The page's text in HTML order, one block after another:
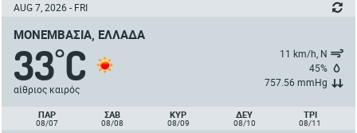
AUG 7, 2026 - FRI
ΜΟΝΕΜΒΑΣΙΆ, ΕΛΛΆΔΑ
33°C
αίθριος καιρός
11 km/h, Ν
45%
757.56 mmHg
ΠΑΡ
08/07
ΣΑΒ
08/08
ΚΥΡ
08/09
ΔΕΥ
08/10
ΤΡΙ
08/11